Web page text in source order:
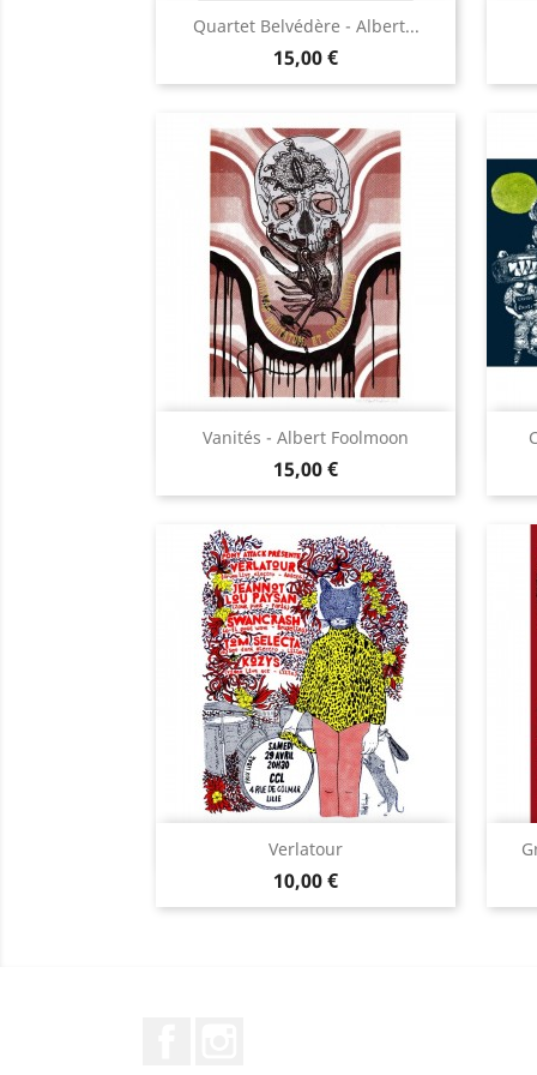
Quartet Belvédère - Albert...
Prix
15,00 €
Aperçu rapide
Vanités - Albert Foolmoon
Prix
15,00 €
Aperçu rapide
Verlatour
Prix
10,00 €
Aperçu rapide